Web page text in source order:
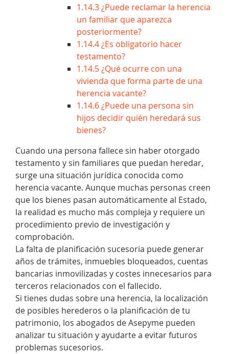
1.14.3¿Puede reclamar la herencia
un familiar que aparezca
posteriormente?
1.14.4¿Es obligatorio hacer
testamento?
1.14.5¿Qué ocurre con una
vivienda que forma parte de una
herencia vacante?
1.14.6¿Puede una persona sin
hijos decidir quién heredará sus
bienes?
Cuando una persona fallece sin haber otorgado
testamento y sin familiares que puedan heredar,
surge una situación jurídica conocida como
herencia vacante. Aunque muchas personas creen
que los bienes pasan automáticamente al Estado,
la realidad es mucho más compleja y requiere un
procedimiento previo de investigación y
comprobación.
La falta de planificación sucesoria puede generar
años de trámites, inmuebles bloqueados, cuentas
bancarias inmovilizadas y costes innecesarios para
terceros relacionados con el fallecido.
Si tienes dudas sobre una herencia, la localización
de posibles herederos o la planificación de tu
patrimonio, los abogados de Asepyme pueden
analizar tu situación y ayudarte a evitar futuros
problemas sucesorios.